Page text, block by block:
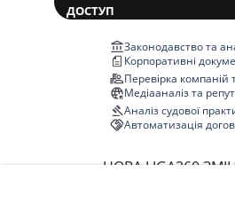
ДОСТУП
Законодавство та
Корпоративні
Перевірка компаній
Медіааналіз та
Аналіз судової
Автоматизація
НОВА LIGA360